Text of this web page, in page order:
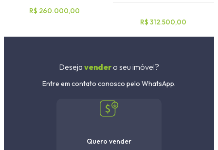
R$ 260.000,00
R$ 312.500,00
Deseja vendero seu imóvel?
Entre em contato conosco pelo WhatsApp.
Quero vender